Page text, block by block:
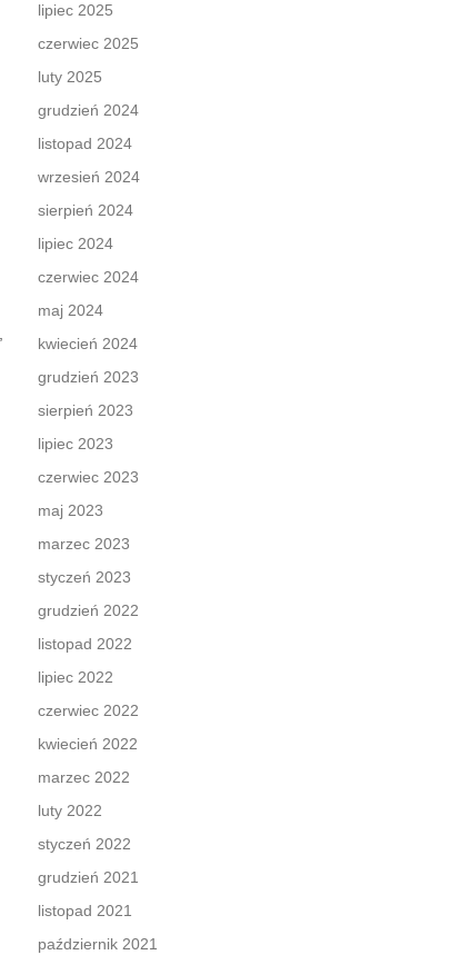
lipiec 2025
czerwiec 2025
luty 2025
grudzień 2024
listopad 2024
wrzesień 2024
sierpień 2024
lipiec 2024
czerwiec 2024
maj 2024
kwiecień 2024
grudzień 2023
sierpień 2023
lipiec 2023
czerwiec 2023
maj 2023
marzec 2023
styczeń 2023
grudzień 2022
listopad 2022
lipiec 2022
czerwiec 2022
kwiecień 2022
marzec 2022
luty 2022
styczeń 2022
grudzień 2021
listopad 2021
październik 2021